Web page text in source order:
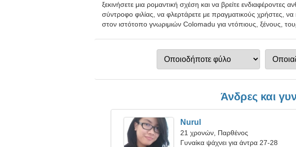
ξεκινήσετε μια ρομαντική σχέση και να βρείτε
σύντροφο φιλίας, να φλερτάρετε με πραγματικούς χρήστες,
στον ιστότοπο γνωριμιών Colomadu για ντόπιους, ξένους,
Άνδρες και
Nurul
21 χρονών, Παρθένος
Γυναίκα ψάχνει για άντρα 27-28